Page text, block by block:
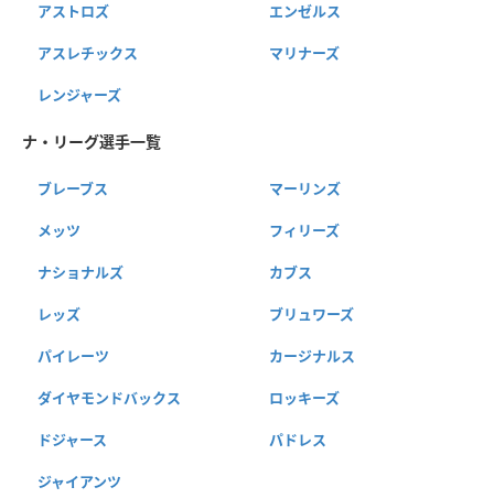
アストロズ エンゼルス
アスレチックス マリナーズ
レンジャーズ
ナ・リーグ選手一覧
ブレーブス マーリンズ
メッツ フィリーズ
ナショナルズ カブス
レッズ ブリュワーズ
パイレーツ カージナルス
ダイヤモンドバックス ロッキーズ
ドジャース パドレス
ジャイアンツ